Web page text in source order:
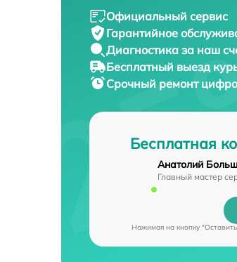
Официальный сервис
Гарантийное
Диагностика за наш
Бесплатный выезд
Срочный ремонт
Бесплатная
Анатолий
Главный мастер
Нажимая на кнопку